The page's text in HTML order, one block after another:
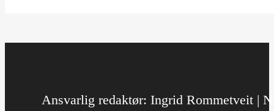
Ansvarlig redaktør: Ingrid Rommetveit |